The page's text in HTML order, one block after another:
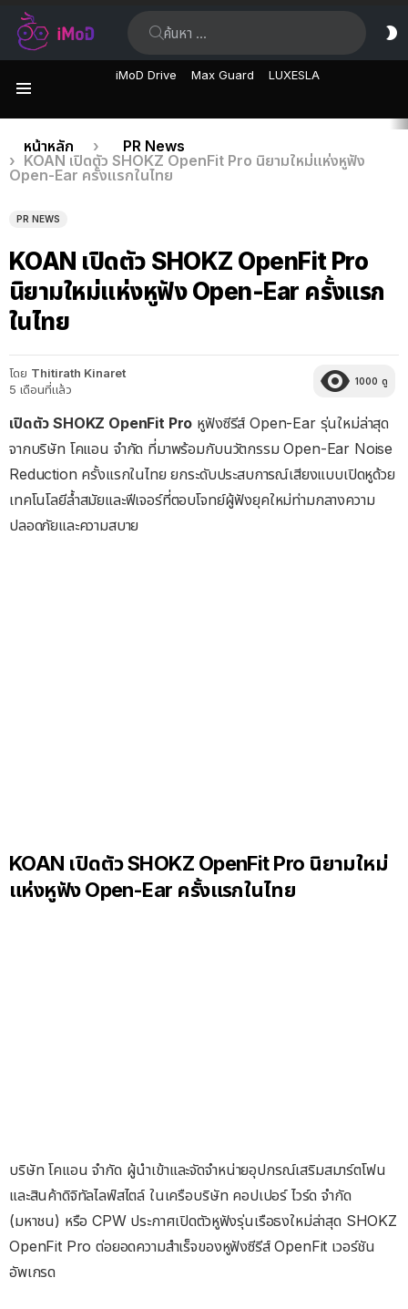
iMoD Drive Max Guard LUXESLA
เรื่อง
ล่าสุด
คุณอยู่ที่นี่:
หน้าหลัก
PR News
KOAN เปิดตัว SHOKZ OpenFit Pro นิยามใหม่แห่งหูฟัง
Open-Ear ครั้งแรกในไทย
PR NEWS
KOAN เปิดตัว SHOKZ OpenFit Pro
นิยามใหม่แห่งหูฟัง Open-Ear ครั้งแรก
ในไทย
โดย Thitirath Kinaret
5 เดือนที่แล้ว
1000 ดู
เปิดตัว SHOKZ OpenFit Pro หูฟังซีรีส์ Open-Ear รุ่นใหม่ล่าสุด
จากบริษัท โคแอน จำกัด ที่มาพร้อมกับนวัตกรรม Open-Ear Noise
Reduction ครั้งแรกในไทย ยกระดับประสบการณ์เสียงแบบเปิดหูด้วย
เทคโนโลยีล้ำสมัยและฟีเจอร์ที่ตอบโจทย์ผู้ฟังยุคใหม่ท่ามกลางความ
ปลอดภัยและความสบาย
KOAN เปิดตัว SHOKZ OpenFit Pro นิยามใหม่
แห่งหูฟัง Open-Ear ครั้งแรกในไทย
บริษัท โคแอน จำกัด ผู้นำเข้าและจัดจำหน่ายอุปกรณ์เสริมสมาร์ตโฟน
และสินค้าดิจิทัลไลฟ์สไตล์ ในเครือบริษัท คอปเปอร์ ไวร์ด จำกัด
(มหาชน) หรือ CPW ประกาศเปิดตัวหูฟังรุ่นเรือธงใหม่ล่าสุด SHOKZ
OpenFit Pro ต่อยอดความสำเร็จของหูฟังซีรีส์ OpenFit เวอร์ชัน
อัพเกรด